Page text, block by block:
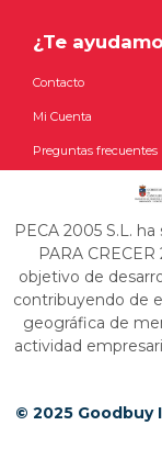
¿Te
Contacto
Mi Cuenta
Preguntas frecuentes
PECA 2005 S.L.
PARA
objetivo de
contribuyendo de
geográfica de
actividad
© 2025 Goodbuy